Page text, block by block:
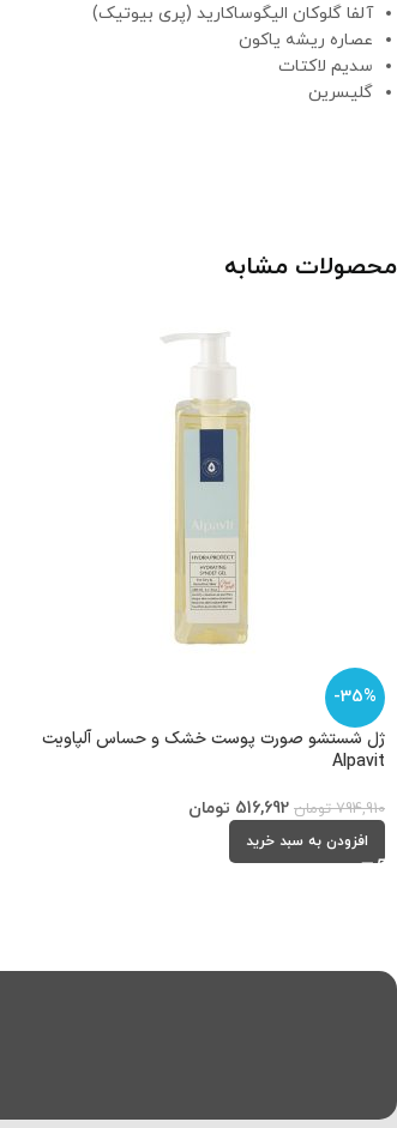
آلفا گلوکان الیگوساکارید (پری بیوتیک)
عصاره ریشه یاکون
سدیم لاکتات
گلیسرین
محصولات مشابه
-35%
ژل شستشو صورت پوست خشک و حساس آلپاویت
Alpavit
794,910 تومان 516,692 تومان
افزودن به سبد خرید